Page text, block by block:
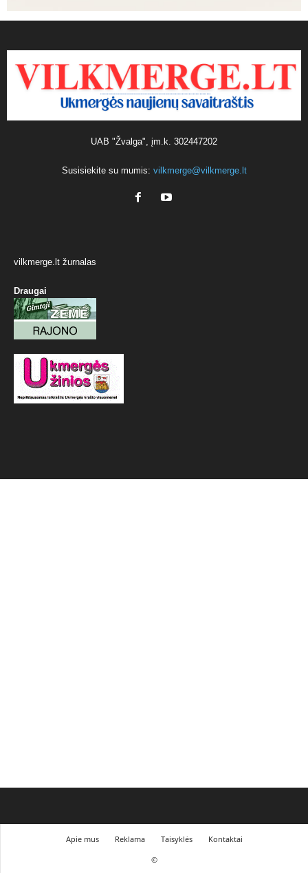
UAB "Žvalga", įm.k. 302447202
Susisiekite su mumis: vilkmerge@vilkmerge.lt
vilkmerge.lt žurnalas
Draugai
Apie mus Reklama Taisyklės
Kontaktai
©